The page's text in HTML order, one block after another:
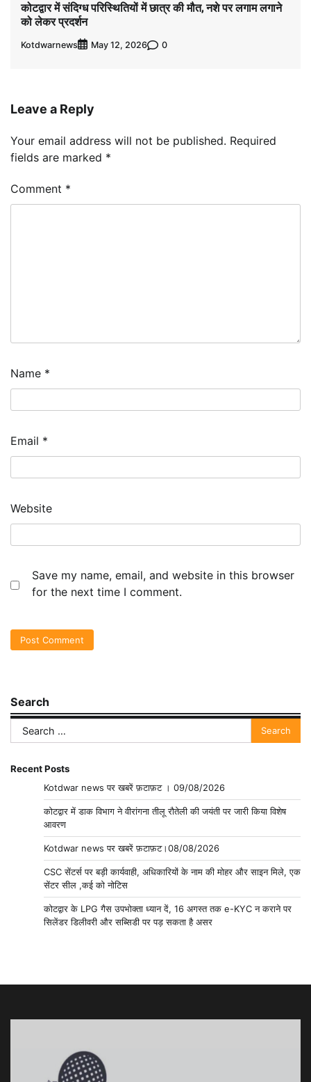
कोटद्वार में संदिग्ध परिस्थितियों में छात्र की मौत, नशे पर लगाम लगाने
को लेकर प्रदर्शन
Kotdwarnews May 12, 2026 0
Leave a Reply
Your email address will not be published. Required
fields are marked *
Comment *
Name *
Email *
Website
Save my name, email, and website in this browser
for the next time I comment.
Search
Search
for:
Recent Posts
Kotdwar news पर खबरें फ़टाफ़ट । 09/08/2026
कोटद्वार में डाक विभाग ने वीरांगना तीलू रौतेली की जयंती पर जारी किया विशेष
आवरण
Kotdwar news पर खबरें फ़टाफ़ट।08/08/2026
CSC सेंटर्स पर बड़ी कार्यवाही, अधिकारियों के नाम की मोहर और साइन मिले, एक
सेंटर सील ,कई को नोटिस
कोटद्वार के LPG गैस उपभोक्ता ध्यान दें, 16 अगस्त तक e-KYC न कराने पर
सिलेंडर डिलीवरी और सब्सिडी पर पड़ सकता है असर